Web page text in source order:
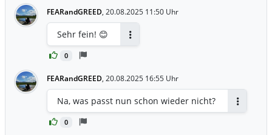
FEARandGREED, 20.08.2025 11:50 Uhr
0
Sehr fein! 😊
FEARandGREED, 20.08.2025 16:55 Uhr
0
Na, was passt nun schon wieder nicht?